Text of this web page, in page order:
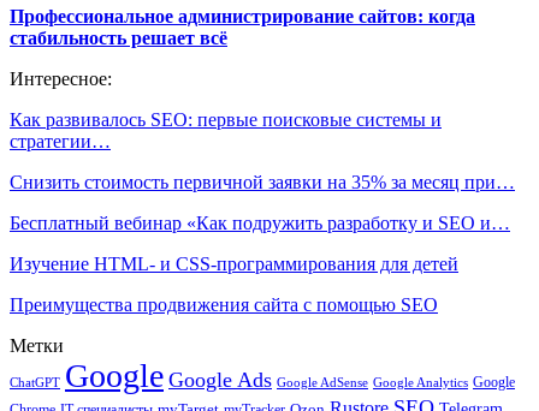
Профессиональное администрирование сайтов: когда
стабильность решает всё
Интересное:
Как развивалось SEO: первые поисковые системы и
стратегии…
Снизить стоимость первичной заявки на 35% за месяц при…
Бесплатный вебинар «Как подружить разработку и SEO и…
Изучение HTML- и CSS-программирования для детей
Преимущества продвижения сайта с помощью SEO
Метки
ChatGPT Google Google Ads Google AdSense Google Analytics Google